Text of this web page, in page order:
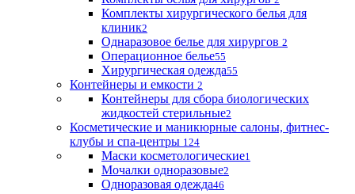
Комплекты хирургического белья для
клиник2
Однаразовое белье для хирургов 2
Операционное белье55
Хирургическая одежда55
Контейнеры и емкости 2
Контейнеры для сбора биологических
жидкостей стерильные2
Косметические и маникюрные салоны, фитнес-
клубы и спа-центры 124
Маски косметологические1
Мочалки одноразовые2
Одноразовая одежда46